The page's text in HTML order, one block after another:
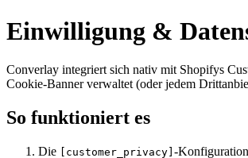
Einwilligung &
Converlay integriert sich nativ mit Shopifys
Cookie-Banner verwaltet (oder jedem
So funktioniert es
Die [customer_privacy] -